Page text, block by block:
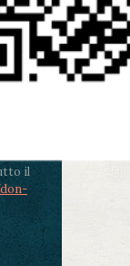
-
il